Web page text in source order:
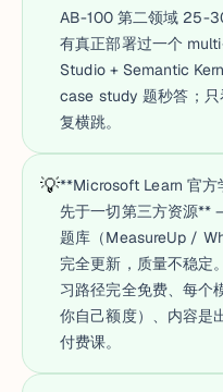
AB-100 第二领域 25-
有真正部署过一个
Studio + Semantic
case study 题秒答；只
复横跳。
💡**Microsoft Learn 官方
先于一切第三方资源**
题库（MeasureUp /
完全更新，质量不稳
习路径完全免费、每个
你自己额度）、内容是
付费课。